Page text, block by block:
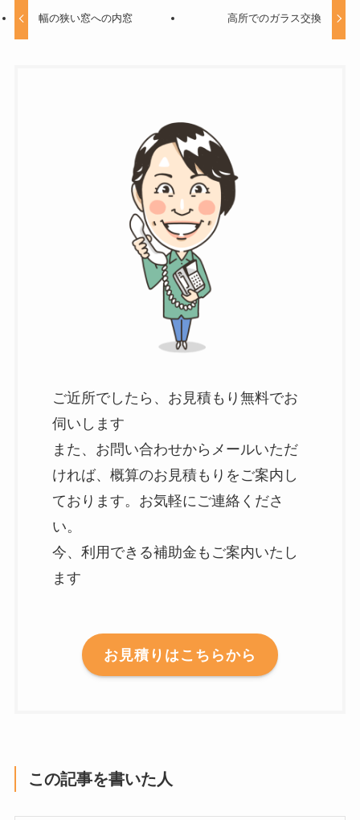
幅の狭い窓への内窓 高所でのガラス交換
ご近所でしたら、お見積もり無料でお
伺いします
また、お問い合わせからメールいただ
ければ、概算のお見積もりをご案内し
ております。お気軽にご連絡くださ
い。
今、利用できる補助金もご案内いたし
ます
お見積りはこちらから
この記事を書いた人